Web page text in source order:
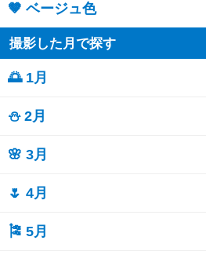
🤎 ベージュ色
撮影した月で探す
🌅 1月
⛄ 2月
🌸 3月
🌷 4月
🎏 5月